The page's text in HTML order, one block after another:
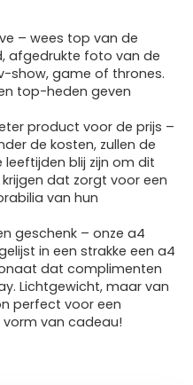
– wees top van de
afgedrukte foto van de
show, game of thrones.
top-heden geven
product voor de prijs –
de kosten, zullen de
blij zijn om dit
dat zorgt voor een
van hun
geschenk – onze a4
in een strakke een a4
dat complimenten
Lichtgewicht, maar van
perfect voor een
van cadeau!